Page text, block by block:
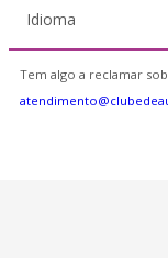
Idioma
Tem algo a reclamar